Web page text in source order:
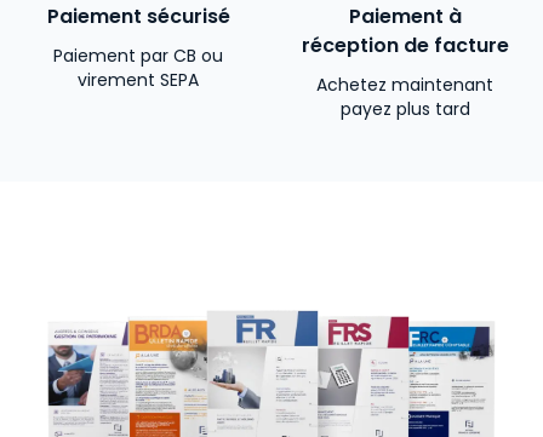
Paiement sécurisé
Paiement par CB ou
virement SEPA
Paiement à
réception de facture
Achetez maintenant
payez plus tard